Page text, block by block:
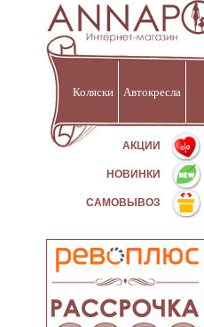
Коляски Автокресла
АКЦИИ %
НОВИНКИ
САМОВЫВОЗ